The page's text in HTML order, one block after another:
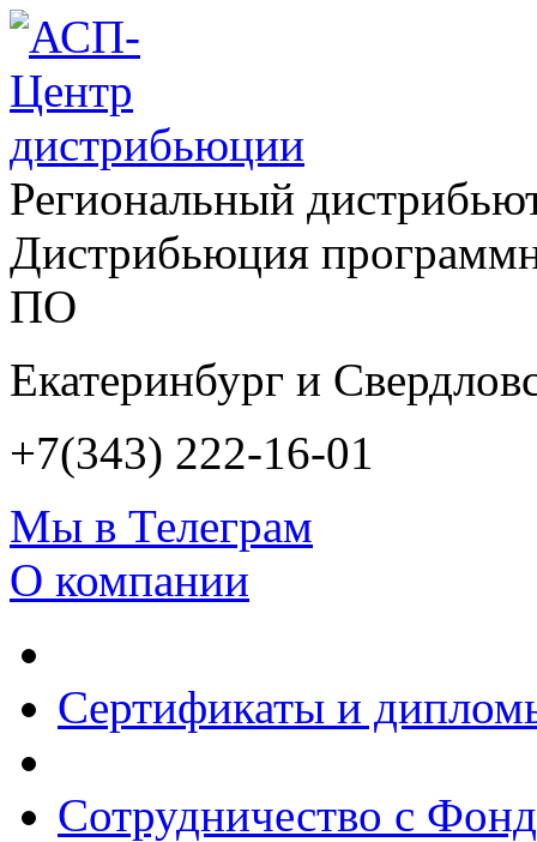
Региональный
Дистрибьюция
ПО
Екатеринбург и
+7(343) 222-16-01
Мы в Телеграм
О компании
Сертификаты и
Сотрудничество с